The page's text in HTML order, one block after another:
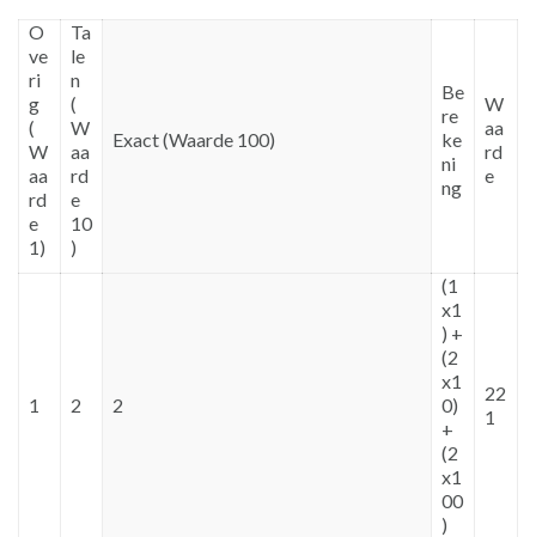
O
ve
ri
g
(
W
aa
rd
e
1)
Ta
le
n
(
W
aa
rd
e
10
)
Exact (Waarde 100)
Be
re
ke
ni
ng
W
aa
rd
e
1 2 2
(1
x1
) +
(2
x1
0)
+
(2
x1
00
)
22
1